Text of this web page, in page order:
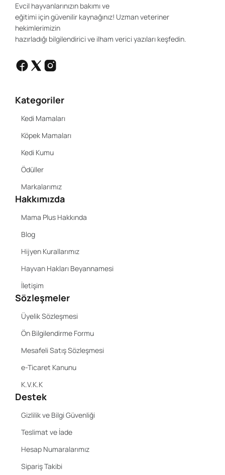
Evcil hayvanlarınızın bakımı ve
eğitimi için güvenilir kaynağınız! Uzman veteriner
hekimlerimizin
hazırladığı bilgilendirici ve ilham verici yazıları keşfedin.
Kategoriler
Kedi Mamaları
Köpek Mamaları
Kedi Kumu
Ödüller
Markalarımız
Hakkımızda
Mama Plus Hakkında
Blog
Hijyen Kurallarımız
Hayvan Hakları Beyannamesi
İletişim
Sözleşmeler
Üyelik Sözleşmesi
Ön Bilgilendirme Formu
Mesafeli Satış Sözleşmesi
e-Ticaret Kanunu
K.V.K.K
Destek
Gizlilik ve Bilgi Güvenliği
Teslimat ve İade
Hesap Numaralarımız
Sipariş Takibi